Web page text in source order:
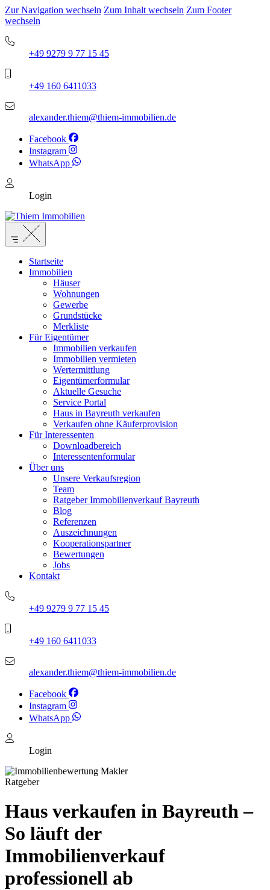
Zur Navigation wechseln Zum Inhalt wechseln Zum Footer
wechseln
+49 9279 9 77 15 45
+49 160 6411033
alexander.thiem@thiem-immobilien.de
Facebook
Instagram
WhatsApp
Login
Startseite
Immobilien
Häuser
Wohnungen
Gewerbe
Grundstücke
Merkliste
Für Eigentümer
Immobilien verkaufen
Immobilien vermieten
Wertermittlung
Eigentümerformular
Aktuelle Gesuche
Service Portal
Haus in Bayreuth verkaufen
Verkaufen ohne Käuferprovision
Für Interessenten
Downloadbereich
Interessentenformular
Über uns
Unsere Verkaufsregion
Team
Ratgeber Immobilienverkauf Bayreuth
Blog
Referenzen
Auszeichnungen
Kooperationspartner
Bewertungen
Jobs
Kontakt
+49 9279 9 77 15 45
+49 160 6411033
alexander.thiem@thiem-immobilien.de
Facebook
Instagram
WhatsApp
Login
Ratgeber
Haus verkaufen in Bayreuth –
So läuft der
Immobilienverkauf
professionell ab